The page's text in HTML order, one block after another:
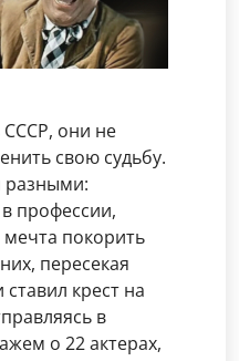
СССР, они не
свою судьбу.
разными:
профессии,
покорить
пересекая
крест на
в
о 22 актерах,